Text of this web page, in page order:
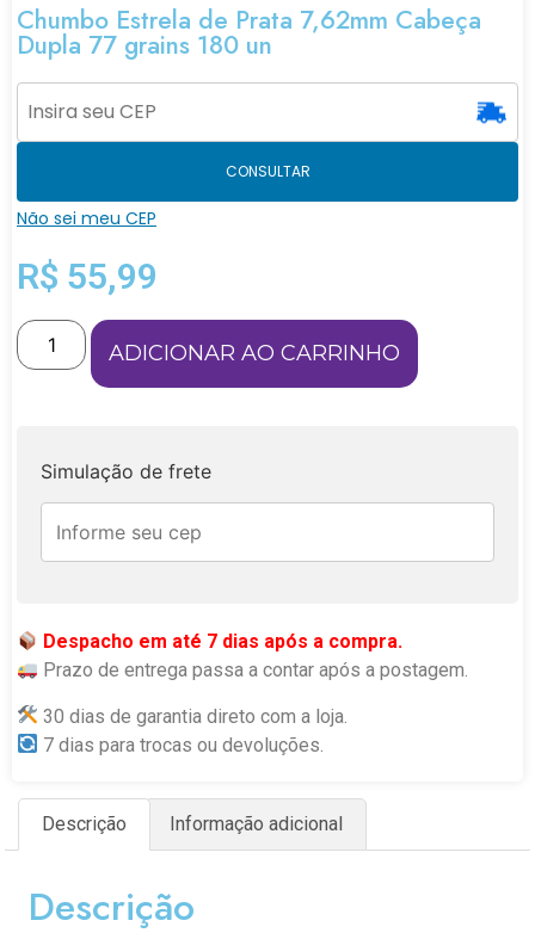
Chumbo Estrela de Prata 7,62mm Cabeça
Dupla 77 grains 180 un
CONSULTAR
Não sei meu CEP
R$ 55,99
ADICIONAR AO CARRINHO
Simulação de frete
Despacho em até 7 dias após a compra.
Prazo de entrega passa a contar após a postagem.
30 dias de garantia direto com a loja.
7 dias para trocas ou devoluções.
Descrição Informação adicional
Descrição